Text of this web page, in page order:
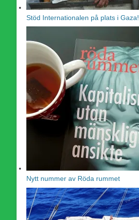
Stöd Internationalen på plats i Gaza!
Nytt nummer av Röda rummet